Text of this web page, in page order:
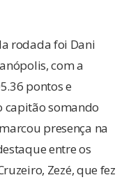
rodada foi Dani
com a
pontos e
capitão somando
presença na
entre os
Zezé, que fez